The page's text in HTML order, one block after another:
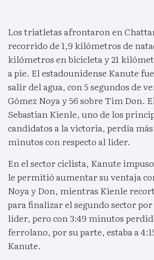
Los triatletas afrontaron en
recorrido de 1,9 kilómetros de
kilómetros en bicicleta y 21
a pie. El estadounidense Kanute
salir del agua, con 5 segundos de
Gómez Noya y 56 sobre Tim Don.
Sebastian Kienle, uno de los
candidatos a la victoria, perdía
minutos con respecto al líder.
En el sector ciclista, Kanute
le permitió aumentar su ventaja
Noya y Don, mientras Kienle
para finalizar el segundo sector
líder, pero con 3:49 minutos
ferrolano, por su parte, estaba a
Kanute.